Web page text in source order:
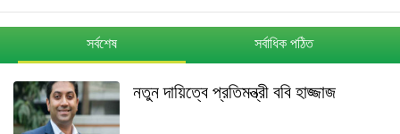
সর্বশেষ সর্বাধিক পঠিত
নতুন দায়িত্বে প্রতিমন্ত্রী ববি হাজ্জাজ